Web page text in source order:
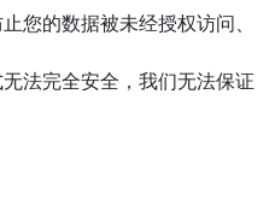
您的数据被未经授权访问、
法完全安全，我们无法保证